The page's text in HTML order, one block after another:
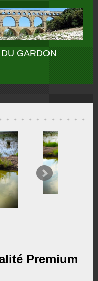
GARDON
Premium